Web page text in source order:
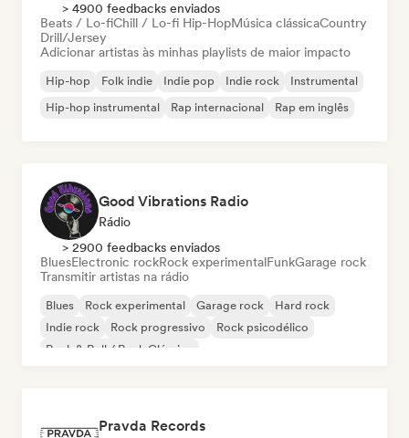
> 4900 feedbacks enviados
Beats / Lo-fiChill / Lo-fi Hip-HopMúsica clássicaCountry
Drill/Jersey
Adicionar artistas às minhas playlists de maior impacto
Hip-hop Folk indie Indie pop Indie rock
Instrumental
Hip-hop instrumental
Rap internacional Rap em inglês
Good Vibrations Radio
Rádio
> 2900 feedbacks enviados
BluesElectronic rockRock experimentalFunkGarage rock
Transmitir artistas na rádio
Blues Rock experimental Garage rock
Hard rock
Indie rock
Rock progressivo
Rock psicodélico
Rock & Roll / Rock Clássico
Pravda Records